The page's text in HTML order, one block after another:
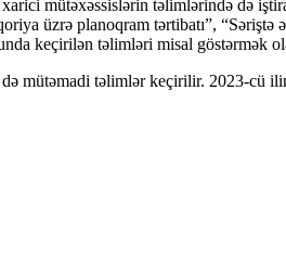
mütəxəssislərin təlimlərində də
üzrə planoqram tərtibatı”, “Səriştə
keçirilən təlimləri misal göstərmək
mütəmadi təlimlər keçirilir. 2023-cü